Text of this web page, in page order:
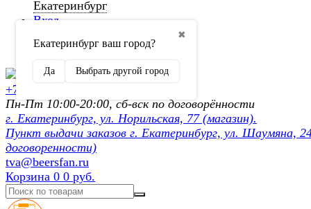
Екатеринбург
✖
Екатеринбург ваш город?
Да Выбрать другой город
Вход
Регистрация
+7 (902) 872-54-70
Пн-Пт 10:00-20:00, сб-вск по договорённости
г. Екатеринбург, ул. Норильская, 77 (магазин).
Пункт выдачи заказов г. Екатеринбург, ул. Шаумяна,
договоренности)
tva@beersfan.ru
Корзина 0 0 руб.